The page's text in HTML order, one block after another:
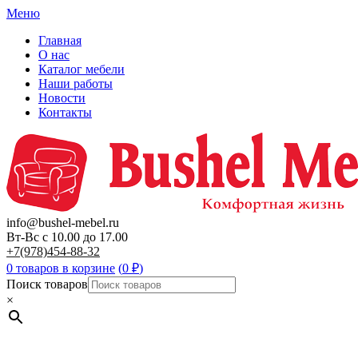
Меню
Главная
О нас
Каталог мебели
Наши работы
Новости
Контакты
info@bushel-mebel.ru
Вт-Вс c 10.00 до 17.00
+7(978)454-88-32
0 товаров в корзине (0 ₽)
Поиск товаров
×